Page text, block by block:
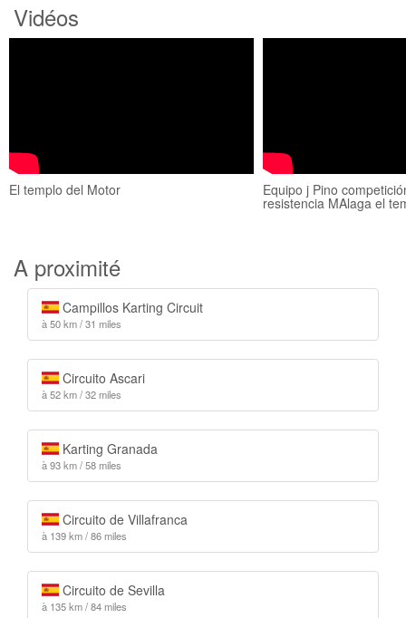
Vidéos
El templo del Motor Equipo j Pino
resistencia MAlaga el
A proximité
Campillos Karting Circuit
à 50 km / 31 miles
Circuito Ascari
à 52 km / 32 miles
Karting Granada
à 93 km / 58 miles
Circuito de Villafranca
à 139 km / 86 miles
Circuito de Sevilla
à 135 km / 84 miles